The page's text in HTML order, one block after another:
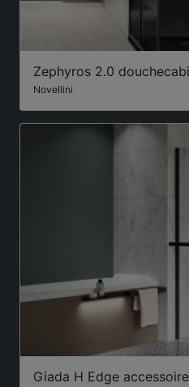
Zephyros 2.0
Novellini
Giada H Edge